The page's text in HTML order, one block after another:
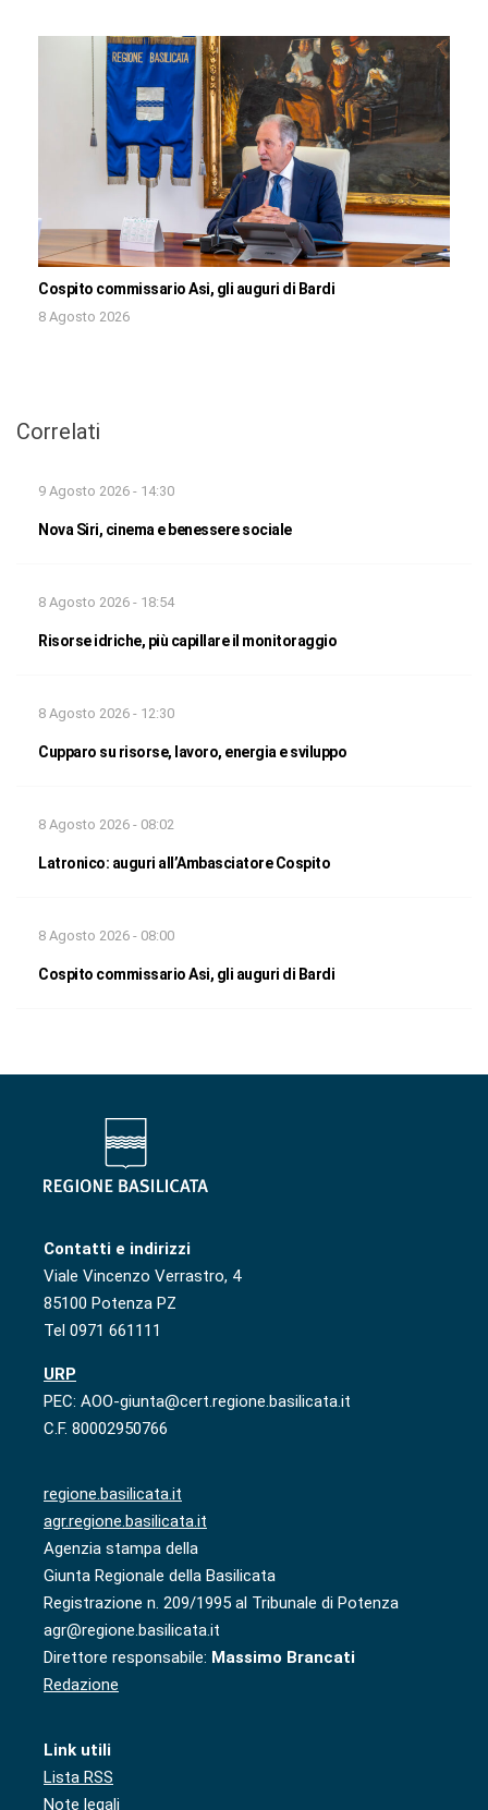
Cospito commissario Asi, gli auguri di Bardi
8 Agosto 2026
Correlati
9 Agosto 2026 - 14:30
Nova Siri, cinema e benessere sociale
8 Agosto 2026 - 18:54
Risorse idriche, più capillare il monitoraggio
8 Agosto 2026 - 12:30
Cupparo su risorse, lavoro, energia e sviluppo
8 Agosto 2026 - 08:02
Latronico: auguri all’Ambasciatore Cospito
8 Agosto 2026 - 08:00
Cospito commissario Asi, gli auguri di Bardi
Contatti e indirizzi
Viale Vincenzo Verrastro, 4
85100 Potenza PZ
Tel 0971 661111
URP
PEC: AOO-giunta@cert.regione.basilicata.it
C.F. 80002950766
regione.basilicata.it
agr.regione.basilicata.it
Agenzia stampa della
Giunta Regionale della Basilicata
Registrazione n. 209/1995 al Tribunale di Potenza
agr@regione.basilicata.it
Direttore responsabile: Massimo Brancati
Redazione
Link utili
Lista RSS
Note legali